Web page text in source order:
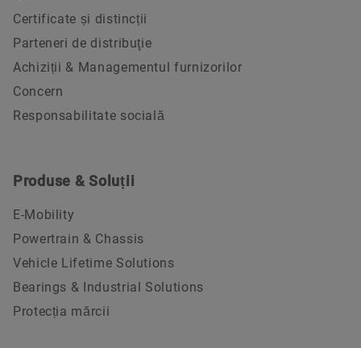
Certificate și distincții
Parteneri de distribuţie
Achiziții & Managementul furnizorilor
Concern
Responsabilitate socială
Produse & Soluții
E-Mobility
Powertrain & Chassis
Vehicle Lifetime Solutions
Bearings & Industrial Solutions
Protecția mărcii